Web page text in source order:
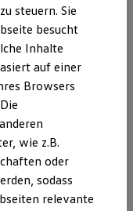
Privatkunden
und überprüfen
Projekts zur
der Entwicklung
mit.
auch, um
der Global Battery
wichtigen
zusammen.
identifizieren und
verbessern.
erhöhten
steuern. Sie
besucht
Inhalte
auf einer
Browsers
wie z.B.
oder
sodass
relevante